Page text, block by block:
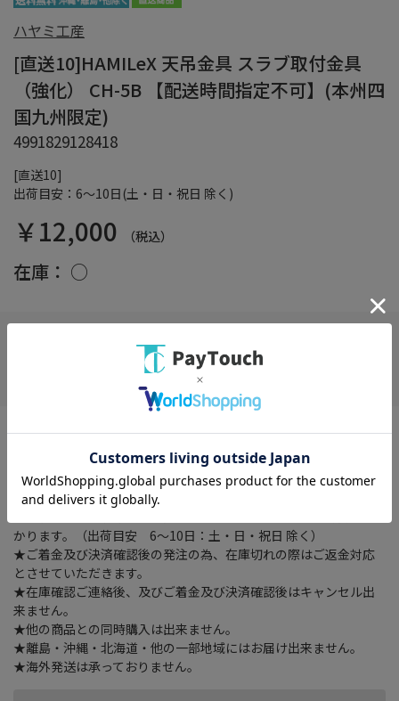
[直送10]
出荷目安：6～10日(土・日・祝日 除く)
ハヤミ工産
[直送10]HAMILeX 天吊金具 スラブ取付金具
（強化） CH-5B 【配送時間指定不可】(本州四
国九州限定)
4991829128418
￥12,000 （税込）
在庫： ○
200kg、質量 約6.5kg、付属品 －
★ご注文確認後に在庫状況をお調べいたします。
かります。（出荷目安 6～10日：土・日・祝日 除く）
★ご着金及び決済確認後の発注の為、在庫切れの際はご返金対応
とさせていただきます。
★在庫確認ご連絡後、及びご着金及び決済確認後はキャンセル出
来ません。
★他の商品との同時購入は出来ません。
★離島・沖縄・北海道・他の一部地域にはお届け出来ません。
★海外発送は承っておりません。